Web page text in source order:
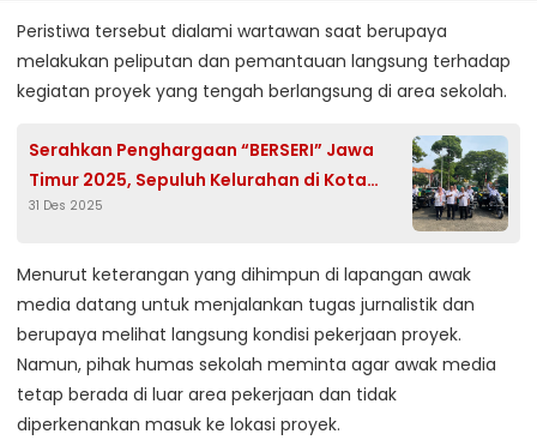
Peristiwa tersebut dialami wartawan saat berupaya
melakukan peliputan dan pemantauan langsung terhadap
kegiatan proyek yang tengah berlangsung di area sekolah.
Serahkan Penghargaan “BERSERI” Jawa
Timur 2025, Sepuluh Kelurahan di Kota
Pasuruan Raih Apresiasi
31 Des 2025
Menurut keterangan yang dihimpun di lapangan awak
media datang untuk menjalankan tugas jurnalistik dan
berupaya melihat langsung kondisi pekerjaan proyek.
Namun, pihak humas sekolah meminta agar awak media
tetap berada di luar area pekerjaan dan tidak
diperkenankan masuk ke lokasi proyek.